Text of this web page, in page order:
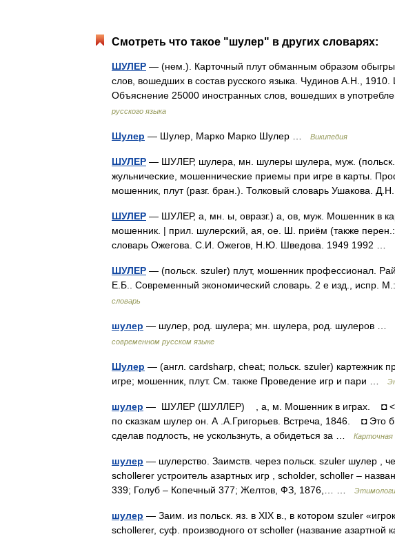
Смотреть что такое "шулер" в других словарях:
ШУЛЕР — (нем.). Карточный плут обманным образом
слов, вошедших в состав русского языка. Чудинов А.Н.,
Объяснение 25000 иностранных слов, вошедших в
русского языка
Шулер — Шулер, Марко Марко Шулер … Википедия
ШУЛЕР — ШУЛЕР, шулера, мн. шулеры шулера, муж.
жульнические, мошеннические приемы при игре в карты.
мошенник, плут (разг. бран.). Толковый словарь Ушакова.
ШУЛЕР — ШУЛЕР, а, мн. ы, овразг.) а, ов, муж. Мошенник в
мошенник. | прил. шулерский, ая, ое. Ш. приём (также
словарь Ожегова. С.И. Ожегов, Н.Ю. Шведова. 1949 1992 …
ШУЛЕР — (польск. szuler) плут, мошенник профессионал.
Е.Б.. Современный экономический словарь. 2 е изд.,
словарь
шулер — шулер, род. шулера; мн. шулера, род. шулеров …
современном русском языке
Шулер — (англ. cardsharp, cheat; польск. szuler) картежник
игре; мошенник, плут. См. также Проведение игр и пари …
шулер — ШУЛЕР (ШУЛЛЕР) , а, м. Мошенник в играх. ◘
по сказкам шулер он. А .А.Григорьев. Встреча, 1846. ◘ Это
сделав подлость, не ускользнуть, а обидеться за …
Карточная
шулер — шулерство. Заимств. через польск. szuler шулер ,
schollerer устроитель азартных игр , scholder, scholler –
339; Голуб – Копечный 377; Желтов, ФЗ, 1876,… …
шулер — Заим. из польск. яз. в XIX в., в котором szuler
schollerer, суф. производного от scholler (название азартной